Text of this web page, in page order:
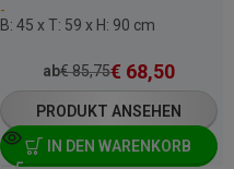
-
B: 45 x T: 59 x H: 90 cm
ab€85,75€ 68,50
PRODUKT ANSEHEN
IN DEN WARENKORB